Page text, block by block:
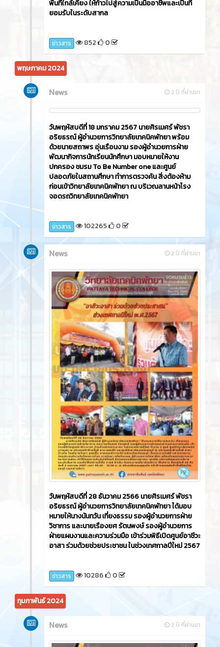
พื้นที่ใกล้เคียง ให้ก้าวไปสู่ความเป็นมืออาชีพและเป็นที่
ยอมรับในระดับสากล
ข่าวสาร 852 0
พฤษภาคม 2024
2 ปี ที่ผ่านมา
News
วันพฤหัสบดีที่ 18 มกราคม 2567 นายศิรเมศร์ พัชรา
อริยธรณ์ ผู้อำนวยการวิทยาลัยเทคนิคพัทยา พร้อม
ด้วยนายสถาพร อุ่นเรือนงาม รองผู้อำนวยการฝ่าย
พัฒนากิจการนักเรียนนักศึกษา มอบหมายให้งาน
ปกครอง ชมรม To Be Number one และศูนย์
ปลอดภัยในสถานศึกษา ทำการตรวจค้น สิ่งต้องห้าม
ก่อนเข้าวิทยาลัยเทคนิคพัทยา ณ บริเวณลานหน้าโรง
จอดรถวิทยาลัยเทคนิคพัทยา
ข่าวสาร 102265 0
2 ปี ที่ผ่านมา
News
วันพฤหัสบดีที่ 28 ธันวาคม 2566 นายศิรเมศร์ พัชรา
อริยธรณ์ ผู้อำนวยการวิทยาลัยเทคนิคพัทยา ได้มอบ
หมายให้นางนันทวัน เที่ยงธรรม รองผู้อำนวยการฝ่าย
วิชาการ และนายเรืองยศ รัตนพงษ์ รองผู้อำนวยการ
ฝ่ายแผนงานและความร่วมมือ เข้าร่วมพิธีเปิดศูนย์อาชีวะ
อาสา ร่วมด้วยช่วยประชาชน ในช่วงเทศกาลปีใหม่ 2567
ข่าวสาร 10286 0
กุมภาพันธ์ 2024
2 ปี ที่ผ่านมา
News